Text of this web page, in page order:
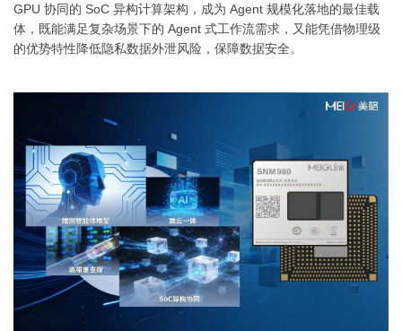
GPU 协同的 SoC 异构计算架构，成为 Agent 规模化落地的最佳载
体，既能满足复杂场景下的 Agent 式工作流需求，又能凭借物理级
的优势特性降低隐私数据外泄风险，保障数据安全。